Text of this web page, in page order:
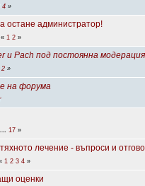
4»
остане администратор!
« 1 2»
и Pach под постоянна
2»
на форума
17»
лечение - въпроси и
1 2 3 4»
оценки